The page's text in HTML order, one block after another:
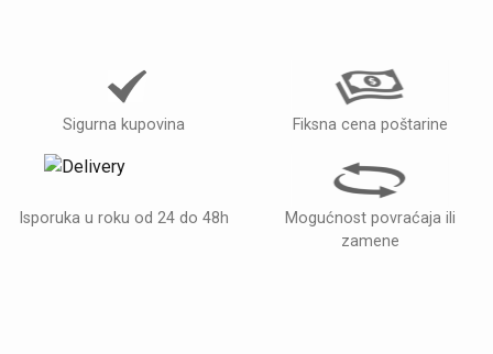
Sigurna kupovina Fiksna cena poštarine
Isporuka u roku od 24 do 48h
Mogućnost povraćaja ili
zamene